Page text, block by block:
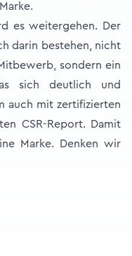
es weitergehen. Der
darin bestehen, nicht
sondern ein
sich deutlich und
auch mit zertifizierten
CSR-Report. Damit
Marke. Denken wir